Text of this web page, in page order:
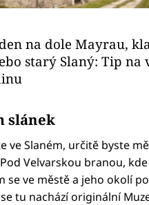
na dole Mayrau,
starý Slaný: Tip na
slánek
ve Slaném, určitě byste
Velvarskou branou,
se ve městě a jeho okolí
tu nachází originální